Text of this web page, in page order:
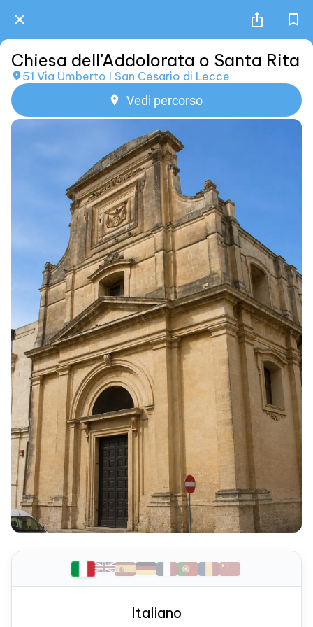
Chiesa dell'Addolorata o Santa Rita
51 Via Umberto I San Cesario di Lecce
Vedi percorso
Italiano